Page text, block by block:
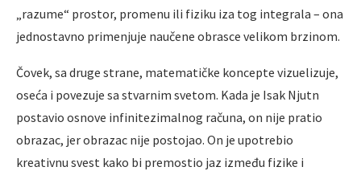
„razume“ prostor, promenu ili fiziku iza tog integrala – ona
jednostavno primenjuje naučene obrasce velikom brzinom.
Čovek, sa druge strane, matematičke koncepte vizuelizuje,
oseća i povezuje sa stvarnim svetom. Kada je Isak Njutn
postavio osnove infinitezimalnog računa, on nije pratio
obrazac, jer obrazac nije postojao. On je upotrebio
kreativnu svest kako bi premostio jaz između fizike i